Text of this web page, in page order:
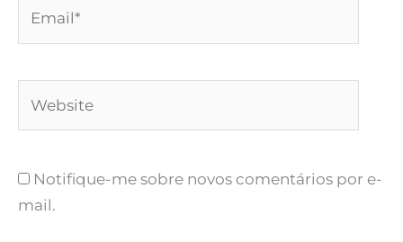
Notifique-me sobre novos comentários por e-
mail.